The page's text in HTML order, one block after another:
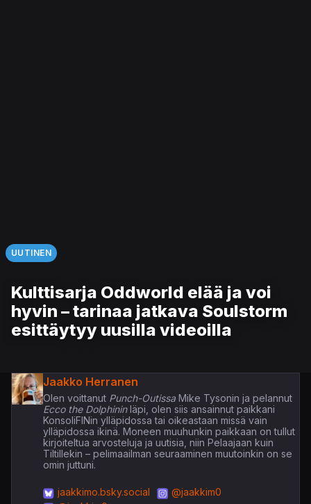
UUTINEN
Kulttisarja Oddworld elää ja voi
hyvin – tarinaa jatkava Soulstorm
esittäytyy uusilla videoilla
Jaakko Herranen
Olen voittanutPunch-OutissaMike Tysonin ja pelannut
Ecco the Dolphininläpi, olen siis ansainnut paikkani
KonsoliFINin ylläpidossa tai oikeastaan missä vain
ylläpidossa ikinä. Moneen muuhunkin paikkaan on tullut
kirjoiteltua arvosteluja ja uutisia, niin Pelaajaan kuin
Tiltillekin – pelimaailman seuraaminen muutoinkin on se
omin juttuni.
jaakkimo.bsky.social
@jaakkim0